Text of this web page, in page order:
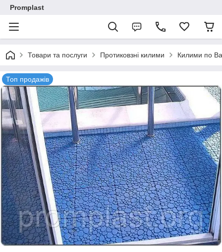
Promplast
Товари та послуги Протиковзні килими Килими по
Топ продажів